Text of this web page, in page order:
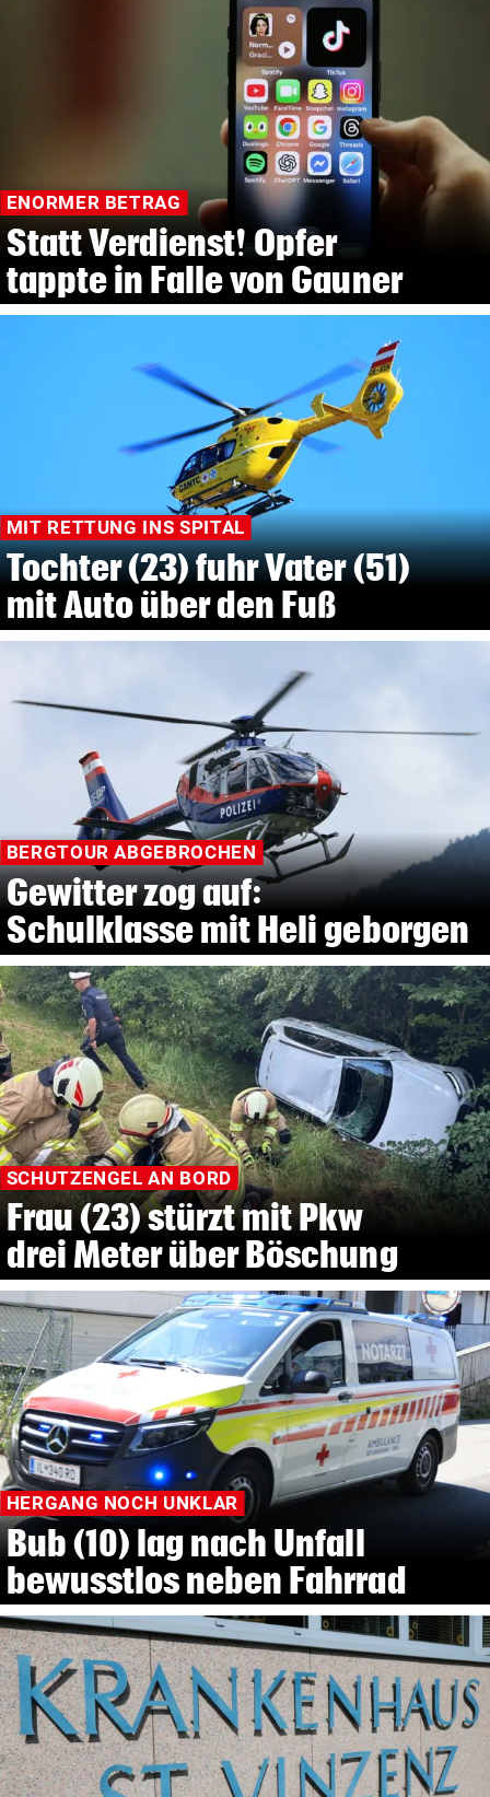
ENORMER BETRAG
Statt Verdienst! Opfer
tappte in Falle von Gauner
MIT RETTUNG INS SPITAL
Tochter (23) fuhr Vater (51)
mit Auto über den Fuß
BERGTOUR ABGEBROCHEN
Gewitter zog auf:
Schulklasse mit Heli geborgen
SCHUTZENGEL AN BORD
Frau (23) stürzt mit Pkw
drei Meter über Böschung
HERGANG NOCH UNKLAR
Bub (10) lag nach Unfall
bewusstlos neben Fahrrad